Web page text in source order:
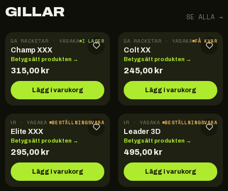
GILLAR
SE ALLA →
RACKETAR · YASAKAI LAGER
Champ XXX
Betygsätt produkten →
315,00 kr
Lägg i varukorg
FÄRDIGA RACKETAR · YASAKAFÅ KVAR
Colt XX
Betygsätt produkten →
245,00 kr
Lägg i varukorg
· YASAKA BESTÄLLNINGSVARA
Elite XXX
Betygsätt produkten →
295,00 kr
Lägg i varukorg
FÄRDIGA RACKETAR · YASAKA BESTÄLLNINGSVARA
Leader 3D
Betygsätt produkten →
495,00 kr
Lägg i varukorg